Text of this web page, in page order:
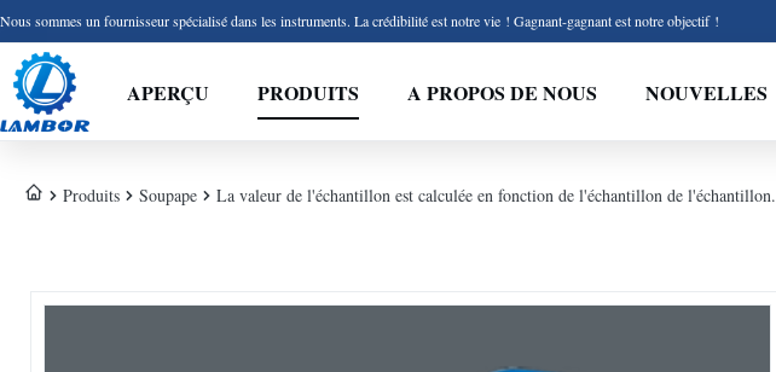
Nous sommes un fournisseur spécialisé dans les instruments. La crédibilité est notre vie ! Gagnant-gagnant est notre objectif !
APERÇU PRODUITS A PROPOS DE NOUS NOUVELLES
Produits Soupape La valeur de l'échantillon est calculée en fonction de l'échantillon de l'échantillon.